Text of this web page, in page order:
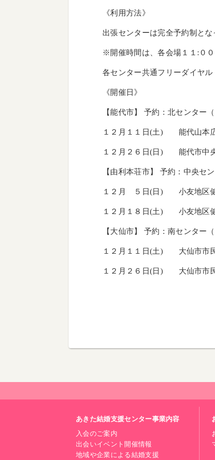
《利用方法》
出張センターは完全予約制と
※開催時間は、各会場１１:００
各センター共通フリーダイヤ
《開催日》
【能代市】 予約：北センター
１２月１１日(土) 能代山本
１２月２６日(日) 能代市中
【由利本荘市】 予約：中央セ
１２月 ５日(日) 小友地区健
１２月１８日(土) 小友地区
【大仙市】 予約：南センター
１２月１１日(土) 大仙市市
１２月２６日(日) 大仙市市
あきた結婚支援センター事業内容
入会のご案内
出会いイベント開催情報
地域や企業による結婚支援